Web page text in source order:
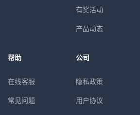
有奖活动
产品动态
帮助
在线客服
常见问题
公司
隐私政策
用户协议